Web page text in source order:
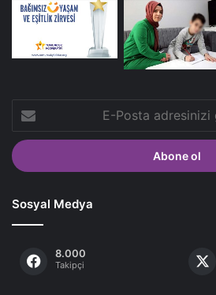
Posta
adresinizi
giriniz
Sosyal Medya
8.000
Takipçi